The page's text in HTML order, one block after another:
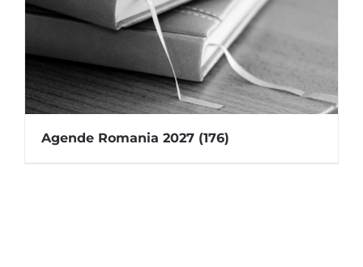
Agende Romania 2027 (176)